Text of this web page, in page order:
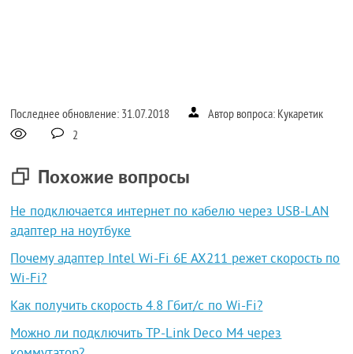
Последнее обновление: 31.07.2018
Автор вопроса: Кукаретик
2
Похожие вопросы
Не подключается интернет по кабелю через USB-LAN
адаптер на ноутбуке
Почему адаптер Intel Wi-Fi 6E AX211 режет скорость по
Wi-Fi?
Как получить скорость 4.8 Гбит/с по Wi-Fi?
Можно ли подключить TP-Link Deco M4 через